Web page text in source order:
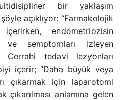
bir yaklaşım
açıklıyor: “Farmakolojik
endometriozisin
ve semptomları izleyen
tedavi lezyonları
içerir; “Daha büyük veya
çıkarmak için laparotomi
anlamına gelen